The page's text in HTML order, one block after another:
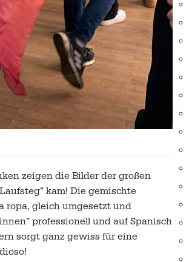
zeigen die Bilder der großen
kam! Die gemischte
ropa, gleich umgesetzt und
professionell und auf Spanisch
sorgt ganz gewiss für eine